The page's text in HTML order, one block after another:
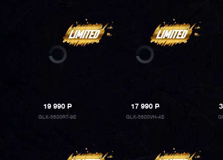
19 990P
GLX-5600RT-9E
17 990P
GLX-5600VH-4E